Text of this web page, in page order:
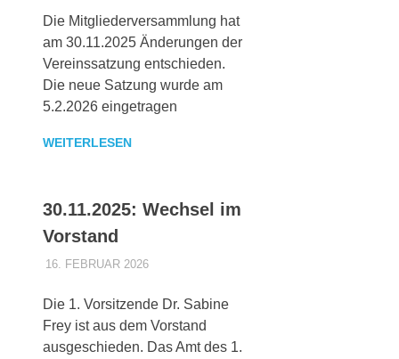
Die Mitgliederversammlung hat
am 30.11.2025 Änderungen der
Vereinssatzung entschieden.
Die neue Satzung wurde am
5.2.2026 eingetragen
WEITERLESEN
30.11.2025: Wechsel im
Vorstand
16. FEBRUAR 2026MAIKI_ADMIN
ALLGEMEINES
Die 1. Vorsitzende Dr. Sabine
Frey ist aus dem Vorstand
ausgeschieden. Das Amt des 1.